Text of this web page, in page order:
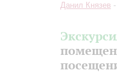
Данил Князев